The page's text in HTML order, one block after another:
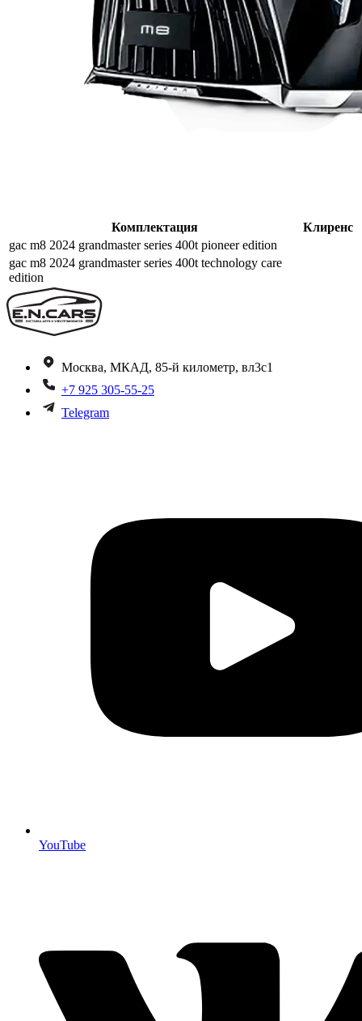
Комплектация
Клиренс
gac m8 2024 grandmaster series 400t pioneer edition
gac m8 2024 grandmaster series 400t technology care
edition
Москва, МКАД, 85-й километр, вл3с1
+7 925 305-55-25
Telegram
YouTube